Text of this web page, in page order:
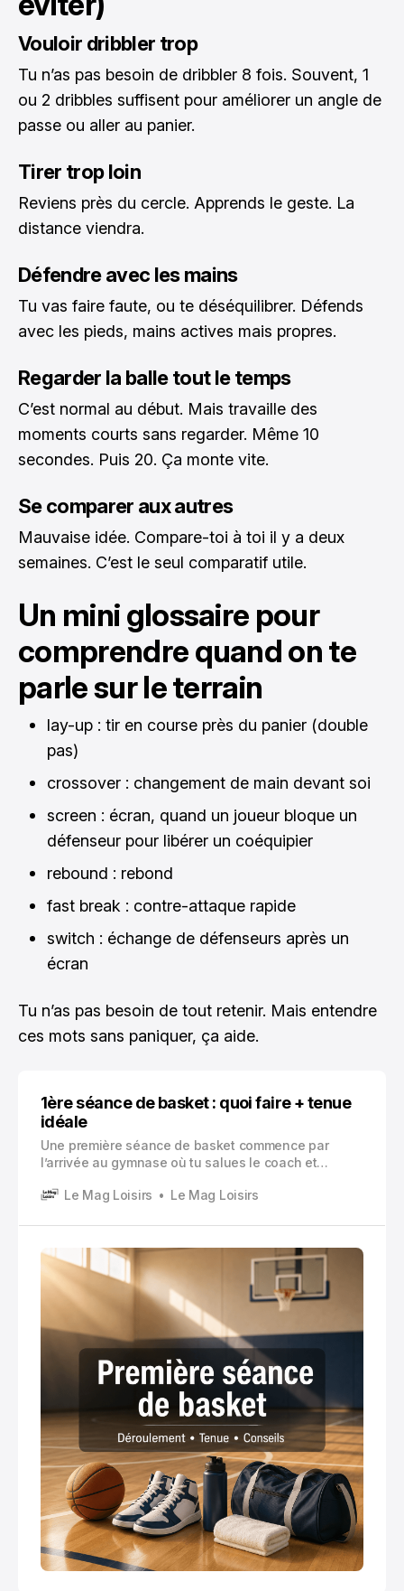
Vouloir dribbler trop
Tu n’as pas besoin de dribbler 8 fois. Souvent, 1
ou 2 dribbles suffisent pour améliorer un angle de
passe ou aller au panier.
Tirer trop loin
Reviens près du cercle. Apprends le geste. La
distance viendra.
Défendre avec les mains
Tu vas faire faute, ou te déséquilibrer. Défends
avec les pieds, mains actives mais propres.
Regarder la balle tout le temps
C’est normal au début. Mais travaille des
moments courts sans regarder. Même 10
secondes. Puis 20. Ça monte vite.
Se comparer aux autres
Mauvaise idée. Compare-toi à toi il y a deux
semaines. C’est le seul comparatif utile.
Un mini glossaire pour
comprendre quand on te
parle sur le terrain
lay-up : tir en course près du panier (double
pas)
crossover : changement de main devant soi
screen : écran, quand un joueur bloque un
défenseur pour libérer un coéquipier
rebound : rebond
fast break : contre-attaque rapide
switch : échange de défenseurs après un
écran
Tu n’as pas besoin de tout retenir. Mais entendre
ces mots sans paniquer, ça aide.
1ère séance de basket : quoi faire + tenue
idéale
Une première séance de basket commence par
l’arrivée au gymnase où tu salues le coach et
participes à un échauffement léger pour préparer
ballon comme les dribbles, passes et tirs.
Le Mag Loisirs Le Mag Loisirs